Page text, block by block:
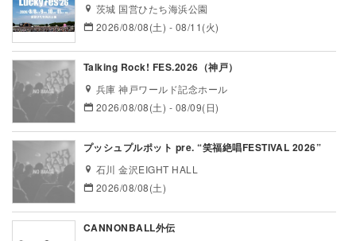
茨城 国営ひたち海浜公園
2026/08/08(土) - 08/11(火)
Talking Rock! FES.2026（神戸）
兵庫 神戸ワールド記念ホール
2026/08/08(土) - 08/09(日)
プッシュプルポット pre. “笑福絶唱FESTIVAL 2026”
石川 金沢EIGHT HALL
2026/08/08(土)
CANNONBALL外伝